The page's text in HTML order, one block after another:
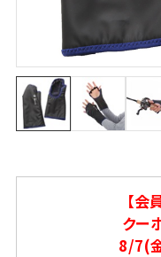
【会
クー
8/7(